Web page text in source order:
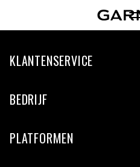
KLANTENSERVICE
BEDRIJF
PLATFORMEN